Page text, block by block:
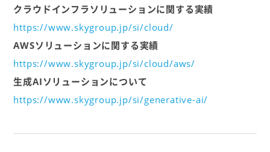
クラウドインフラソリューションに関する実績
https://www.skygroup.jp/si/cloud/
AWSソリューションに関する実績
https://www.skygroup.jp/si/cloud/aws/
生成AIソリューションについて
https://www.skygroup.jp/si/generative-ai/